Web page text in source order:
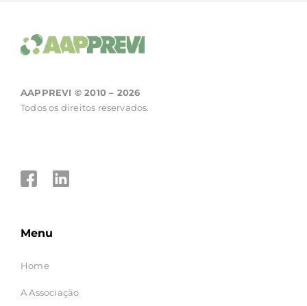
AAPPREVI © 2010 – 2026
Todos os direitos reservados.
Menu
Home
A Associação